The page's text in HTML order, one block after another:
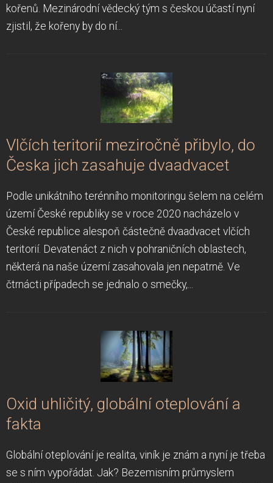
kořenů. Mezinárodní vědecký tým s českou účastí nyní
zjistil, že kořeny by do ní...
Vlčích teritorií meziročně přibylo, do
Česka jich zasahuje dvaadvacet
Podle unikátního terénního monitoringu šelem na celém
území České republiky se v roce 2020 nacházelo v
České republice alespoň částečně dvaadvacet vlčích
teritorií. Devatenáct z nich v pohraničních oblastech,
některá na naše území zasahovala jen nepatrně. Ve
čtrnácti případech se jednalo o smečky,...
Oxid uhličitý, globální oteplování a
fakta
Globální oteplování je realita, viník je znám a nyní je třeba
se s ním vypořádat. Jak? Bezemisním průmyslem